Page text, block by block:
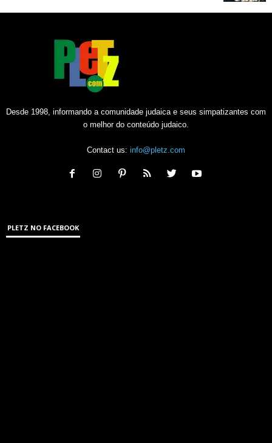
Desde 1998, informando a comunidade judaica e seus simpatizantes com
o melhor do conteúdo judaico.
Contact us: info@pletz.com
PLETZ NO FACEBOOK